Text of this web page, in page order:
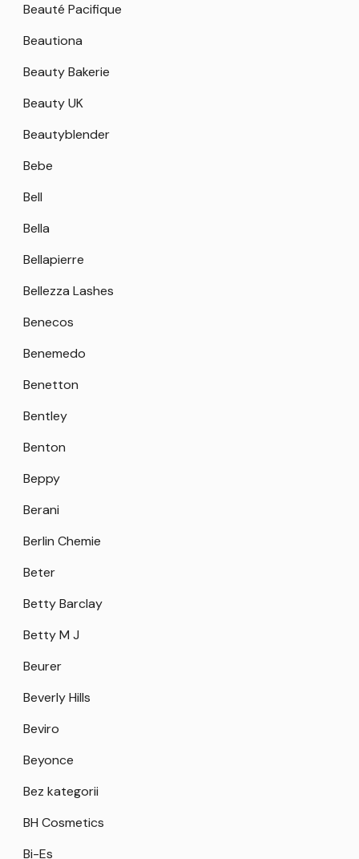
Beauté Pacifique
Beautiona
Beauty Bakerie
Beauty UK
Beautyblender
Bebe
Bell
Bella
Bellapierre
Bellezza Lashes
Benecos
Benemedo
Benetton
Bentley
Benton
Beppy
Berani
Berlin Chemie
Beter
Betty Barclay
Betty M J
Beurer
Beverly Hills
Beviro
Beyonce
Bez kategorii
BH Cosmetics
Bi-Es